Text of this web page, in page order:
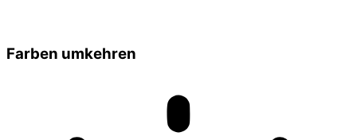
Farben umkehren